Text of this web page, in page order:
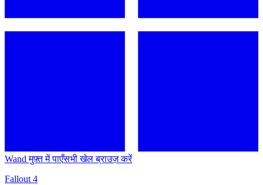
Wand मुफ़्त में पाएँसभी खेल ब्राउज़ करें
Fallout 4